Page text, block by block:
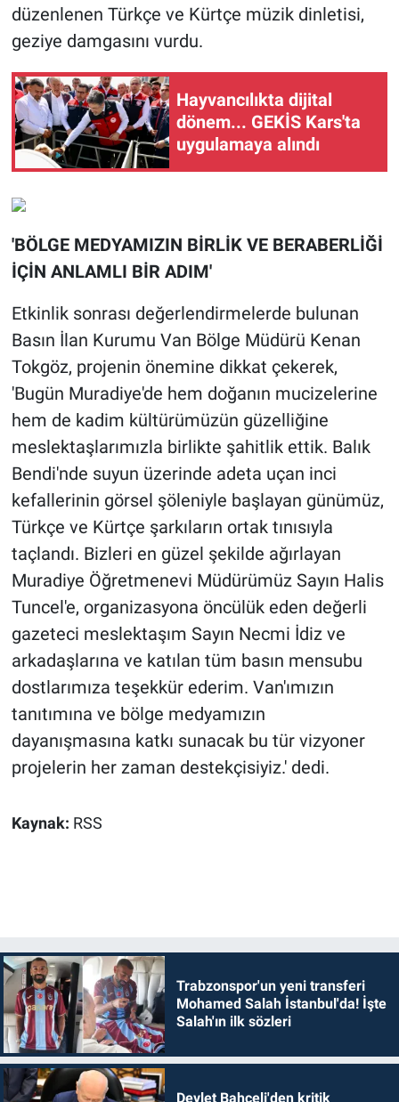
düzenlenen Türkçe ve Kürtçe müzik dinletisi,
geziye damgasını vurdu.
Hayvancılıkta dijital
dönem... GEKİS Kars'ta
uygulamaya alındı
'BÖLGE MEDYAMIZIN BİRLİK VE BERABERLİĞİ
İÇİN ANLAMLI BİR ADIM'
​Etkinlik sonrası değerlendirmelerde bulunan
Basın İlan Kurumu Van Bölge Müdürü Kenan
Tokgöz, projenin önemine dikkat çekerek, ​
'Bugün Muradiye'de hem doğanın mucizelerine
hem de kadim kültürümüzün güzelliğine
meslektaşlarımızla birlikte şahitlik ettik. Balık
Bendi'nde suyun üzerinde adeta uçan inci
kefallerinin görsel şöleniyle başlayan günümüz,
Türkçe ve Kürtçe şarkıların ortak tınısıyla
taçlandı. Bizleri en güzel şekilde ağırlayan
Muradiye Öğretmenevi Müdürümüz Sayın Halis
Tuncel'e, organizasyona öncülük eden değerli
gazeteci meslektaşım Sayın Necmi İdiz ve
arkadaşlarına ve katılan tüm basın mensubu
dostlarımıza teşekkür ederim. Van'ımızın
tanıtımına ve bölge medyamızın
dayanışmasına katkı sunacak bu tür vizyoner
projelerin her zaman destekçisiyiz.' dedi.
Kaynak: RSS
Trabzonspor'un yeni transferi
Mohamed Salah İstanbul'da! İşte
Salah'ın ilk sözleri
Devlet Bahçeli'den kritik